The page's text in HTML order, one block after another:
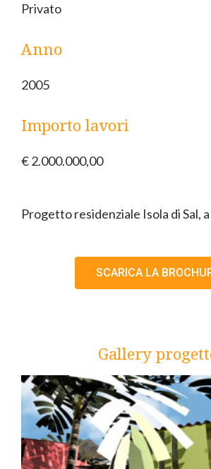
Privato
Anno
2005
Importo lavori
€ 2.000.000,00
Progetto residenziale Isola di Sal, a
SCARICA LA
Gallery